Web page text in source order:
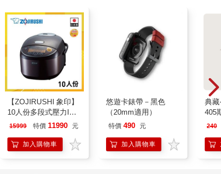
後來，我們在希什利商業區看見人生的第一場雪，也是伊斯坦堡
的第一場冬雪。像棉絮一樣輕輕飄在空中，有時被風吹得四處亂
彈，行人莫不快步行走，只有我們待在原地，伸出雙手接下一片
片細小的「雪白花片」。那是我們待在伊斯坦堡的最後幾天，幸
運地，一場白雪皚皚清楚地勾勒出旅程最後的模樣。
第一口土耳其料理
初至伊斯坦堡，我壓根沒想過要塞進嘴裡的是哪一類食物，只知
道是不同於家鄉的西式食物。結果，出乎意料，土耳其的食物既
不東方，也不是我們熟悉的西式餐點──它和中國菜、法國菜合稱
同它的地理位置和多元文化，融合了地中海和阿拉伯文化元素。
同一張餐桌上，你可以吃到橄欖、沙拉和乳酪的冷盤料理，也會
【ZOJIRUSHI 象印】
10人份多段式壓力IH
微電腦電子鍋(NP-
15999 特價 11990 元
加入購物車
悠遊卡錶帶－黑色
（20mm適用）
特價 490 元
加入購物車
典藏
405
240